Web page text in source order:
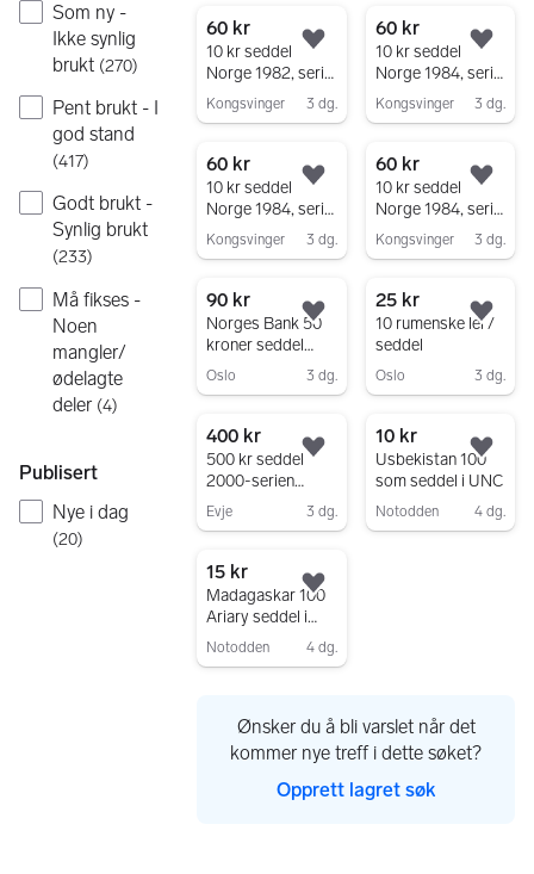
Som ny -
Ikke synlig
brukt (270)
Pent brukt - I
god stand
(417)
Godt brukt -
Synlig brukt
(233)
Må fikses -
Noen
mangler/
ødelagte
deler (4)
Publisert
Nye i dag
(20)
60 kr
10 kr seddel
Norge 1982, serie
CR - MEGET PEN
(4315 BÆ)
Kongsvinger 3 dg.
Legg til som favoritt.
60 kr
10 kr seddel
Norge 1984, serie
CT - MEGET PEN
(4312 BÆ)
Kongsvinger 3 dg.
60 kr
10 kr seddel
Norge 1984, serie
CT - MEGET PEN
(4313 BÆ)
Kongsvinger 3 dg.
Legg til som favoritt.
60 kr
10 kr seddel
Norge 1984, serie
CT - MEGET PEN
(4310 BÆ
Kongsvinger 3 dg.
90 kr
Norges Bank 50
kroner seddel
2015
Oslo 3 dg.
Legg til som favoritt.
25 kr
10 rumenske lei /
seddel
Oslo 3 dg.
400 kr
500 kr seddel
2000-serien
samlerobjekt
Evje 3 dg.
Legg til som favoritt.
10 kr
Usbekistan 100
som seddel i UNC
Notodden 4 dg.
15 kr
Madagaskar 100
Ariary seddel i
UNC
Notodden 4 dg.
Ønsker du å bli varslet når det
kommer nye treff i dette søket?
Opprett lagret søk